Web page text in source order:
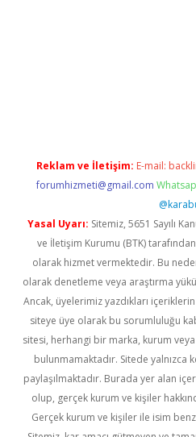
Reklam ve İletişim: E-mail:
forumhizmeti@gmail.com
Yasal Uyarı: Sitemiz, 5651 Sayılı
ve İletişim Kurumu (BTK)
olarak hizmet vermektedir. Bu
olarak denetleme veya araştırma
Ancak, üyelerimiz yazdıkları
siteye üye olarak bu sorumluluğu
sitesi, herhangi bir marka, kurum veya
bulunmamaktadır. Sitede yalnızca
paylaşılmaktadır. Burada yer alan
olup, gerçek kurum ve kişiler
Gerçek kurum ve kişiler ile isim